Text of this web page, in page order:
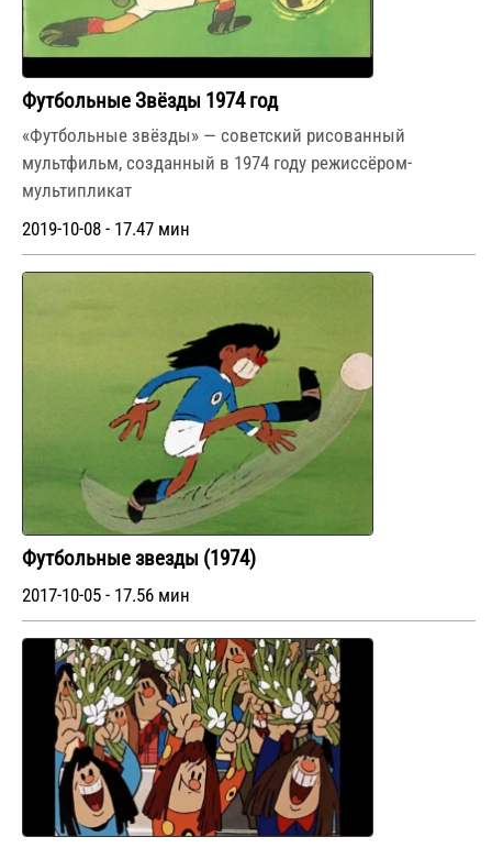
Футбольные Звёзды 1974 год
«Футбольные звёзды» — советский рисованный
мультфильм, созданный в 1974 году режиссёром-
мультипликат
2019-10-08 - 17.47 мин
Футбольные звезды (1974)
2017-10-05 - 17.56 мин